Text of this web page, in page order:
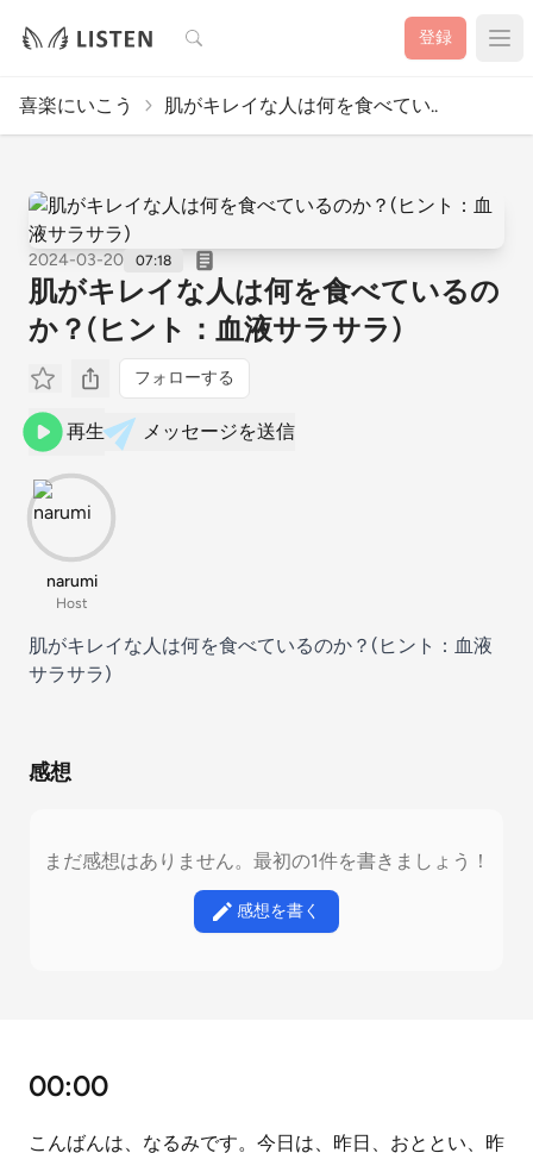
検索 登録
喜楽にいこう 肌がキレイな人は何を食べてい..
2024-03-20 07:18
肌がキレイな人は何を食べているの
か？(ヒント：血液サラサラ)
フォローする
再生 メッセージを送信
narumi
Host
肌がキレイな人は何を食べているのか？(ヒント：血液
サラサラ)
感想
まだ感想はありません。最初の1件を書きましょう！
感想を書く
00:00
こんばんは、なるみです。今日は、昨日、おととい、昨